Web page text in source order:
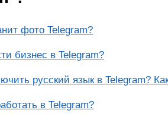
фото Telegram?
бизнес в Telegram?
русский язык в Telegram?
в Telegram?